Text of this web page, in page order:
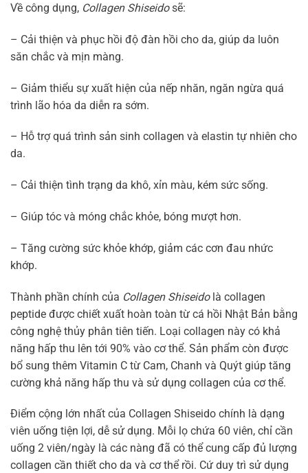
Về công dụng, Collagen Shiseidosẽ:
– Cải thiện và phục hồi độ đàn hồi cho da, giúp da luôn
săn chắc và mịn màng.
– Giảm thiểu sự xuất hiện của nếp nhăn, ngăn ngừa quá
trình lão hóa da diễn ra sớm.
– Hỗ trợ quá trình sản sinh collagen và elastin tự nhiên cho
da.
– Cải thiện tình trạng da khô, xỉn màu, kém sức sống.
– Giúp tóc và móng chắc khỏe, bóng mượt hơn.
– Tăng cường sức khỏe khớp, giảm các cơn đau nhức
khớp.
Thành phần chính của Collagen Shiseidolà collagen
peptide được chiết xuất hoàn toàn từ cá hồi Nhật Bản bằng
công nghệ thủy phân tiên tiến. Loại collagen này có khả
năng hấp thu lên tới 90% vào cơ thể. Sản phẩm còn được
bổ sung thêm Vitamin C từ Cam, Chanh và Quýt giúp tăng
cường khả năng hấp thu và sử dụng collagen của cơ thể.
Điểm cộng lớn nhất của Collagen Shiseido chính là dạng
viên uống tiện lợi, dễ sử dụng. Mỗi lọ chứa 60 viên, chỉ cần
uống 2 viên/ngày là các nàng đã có thể cung cấp đủ lượng
collagen cần thiết cho da và cơ thể rồi. Cứ duy trì sử dụng